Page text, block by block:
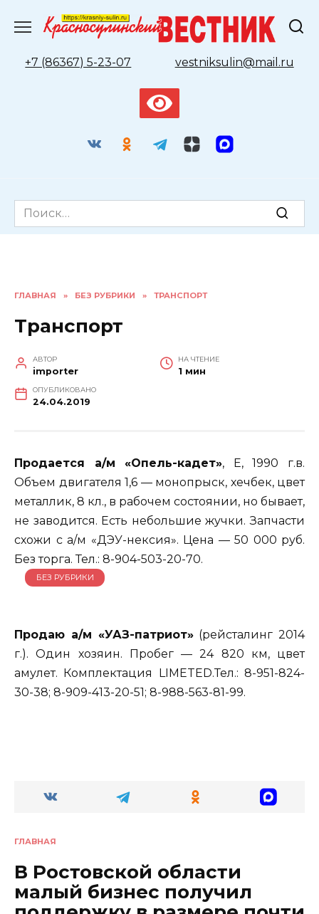
содержанию
+7 (86367) 5-23-07
vestniksulin@mail.ru
Search
for:
ГЛАВНАЯ » БЕЗ РУБРИКИ » ТРАНСПОРТ
Транспорт
АВТОР
importer
НА ЧТЕНИЕ
1 мин
ОПУБЛИКОВАНО
24.04.2019
Продается а/м «Опель-кадет», Е, 1990 г.в.
Объем двигателя 1,6 — монопрыск, хечбек, цвет
металлик, 8 кл., в рабочем состоянии, но бывает,
не заводится. Есть небольшие жучки. Запчасти
схожи с а/м «ДЭУ-нексия». Цена — 50 000 руб.
Без торга. Тел.: 8-904-503-20-70.
БЕЗ РУБРИКИ
Продаю а/м «УАЗ-патриот»(рейсталинг 2014
г.). Один хозяин. Пробег — 24 820 км, цвет
амулет. Комплектация LIMETED.Тел.: 8-951-824-
30-38; 8-909-413-20-51; 8-988-563-81-99.
ГЛАВНАЯ
В Ростовской области
малый бизнес получил